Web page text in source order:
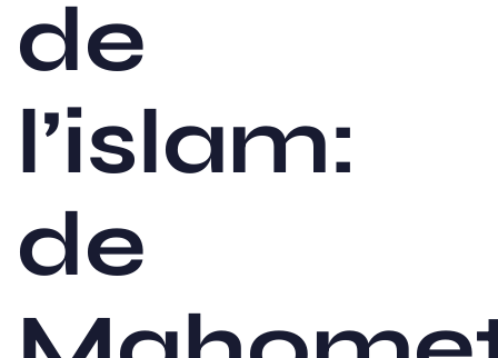
de
l’islam:
de